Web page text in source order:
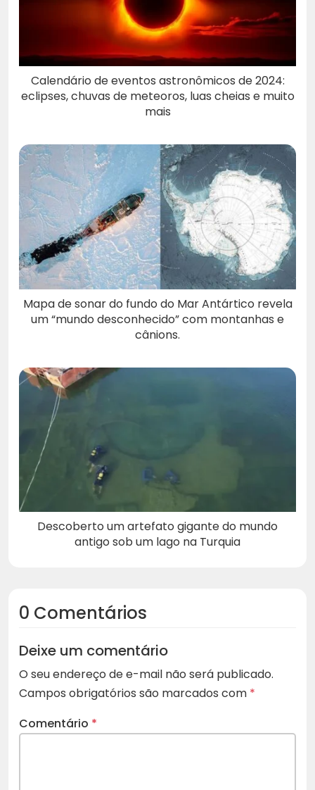
Calendário de eventos astronômicos de 2024:
eclipses, chuvas de meteoros, luas cheias e muito
mais
Mapa de sonar do fundo do Mar Antártico revela
um “mundo desconhecido” com montanhas e
cânions.
Descoberto um artefato gigante do mundo
antigo sob um lago na Turquia
0 Comentários
Deixe um comentário
O seu endereço de e-mail não será publicado.
Campos obrigatórios são marcados com *
Comentário *